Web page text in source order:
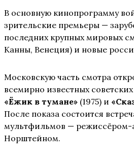
В основную кинопрограмму
зрительские премьеры —
последних крупных мировых
Канны, Венеция) и новые
Московскую часть смотра
всемирно известных
«Ёжик в тумане» (1975) и
После показа состоится
мультфильмов —
Норштейном.